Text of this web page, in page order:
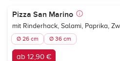
Pizza San Marino
mit Rinderhack, Salami, Paprika,
Ø 26 cm Ø 36 cm
ab 12,90 €